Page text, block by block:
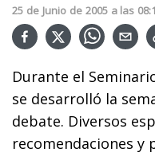
25 de Junio de 2005 a las
Durante el
se desarrolló la
debate. Diversos
recomendaciones y